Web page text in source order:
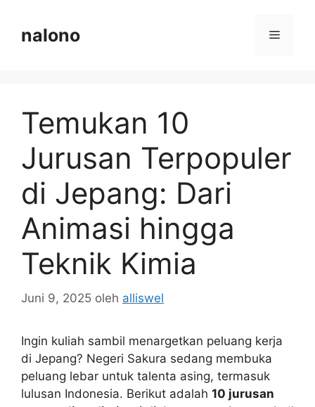
nalono Menu
Temukan 10
Jurusan Terpopuler
di Jepang: Dari
Animasi hingga
Teknik Kimia
Juni 9, 2025 oleh alliswel
Ingin kuliah sambil menargetkan peluang kerja
di Jepang? Negeri Sakura sedang membuka
peluang lebar untuk talenta asing, termasuk
lulusan Indonesia. Berikut adalah 10 jurusan